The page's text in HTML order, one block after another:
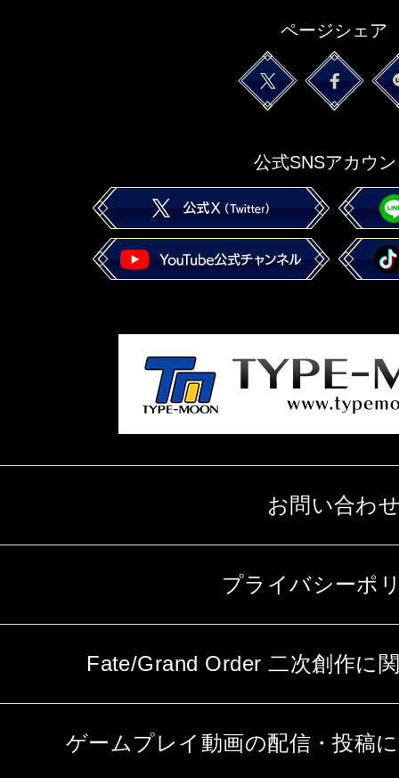
ページシェア
公式SNSアカウ
お問い合わ
プライバシーポ
Fate/Grand Order 二次創作に
ゲームプレイ動画の配信・投稿